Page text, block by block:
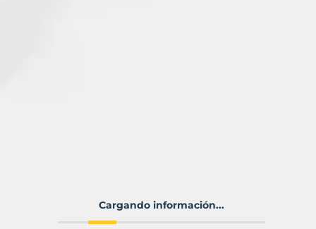
Cargando información...